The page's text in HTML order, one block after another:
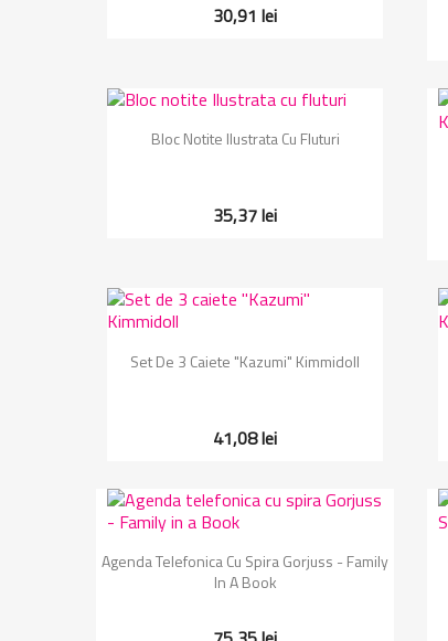
30,91 lei
Vizualizare rapida
Bloc Notite Ilustrata Cu Fluturi
35,37 lei
Vizualizare rapida
Set De 3 Caiete "Kazumi" Kimmidoll
41,08 lei
Vizualizare rapida
Agenda Telefonica Cu Spira Gorjuss - Family
In A Book